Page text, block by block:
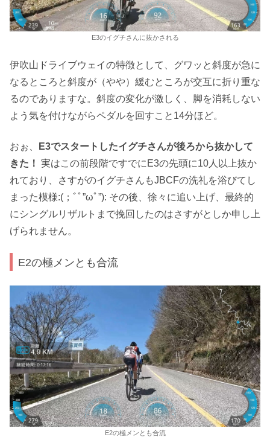
E3のイグチさんに抜かされる
伊吹山ドライブウェイの特徴として、グワッと斜度が急に
なるところと斜度が（やや）緩むところが交互に折り重な
るのでありますな。斜度の変化が激しく、脚を消耗しない
よう気を付けながらペダルを回すこと14分ほど。
おぉ、
E3でスタートしたイグチさんが後ろから抜かして
きた！ 実はこの前段階ですでにE3の先頭に10人以上抜か
れており、さすがのイグチさんもJBCFの洗礼を浴びてし
まった模様:(；ﾞﾟ”ωﾟ”): その後、徐々に追い上げ、最終的
にシングルリザルトまで挽回したのはさすがとしか申し上
げられません。
E2の極メンとも合流
E2の極メンとも合流